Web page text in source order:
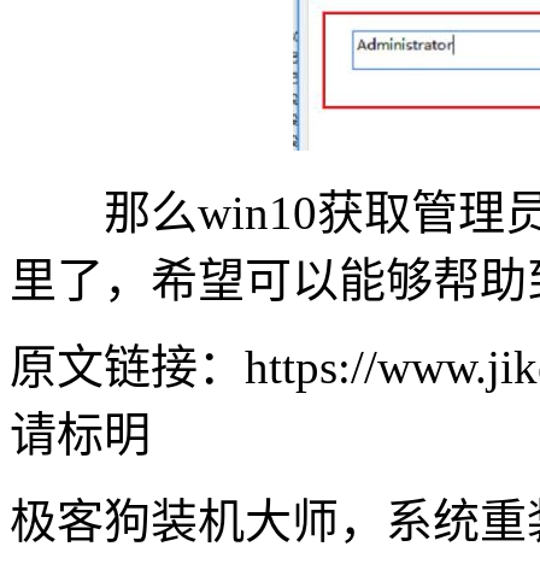
那么win10获取管理员
里了，希望可以能够帮
原文链接：https://
请标明
极客狗装机大师，系统